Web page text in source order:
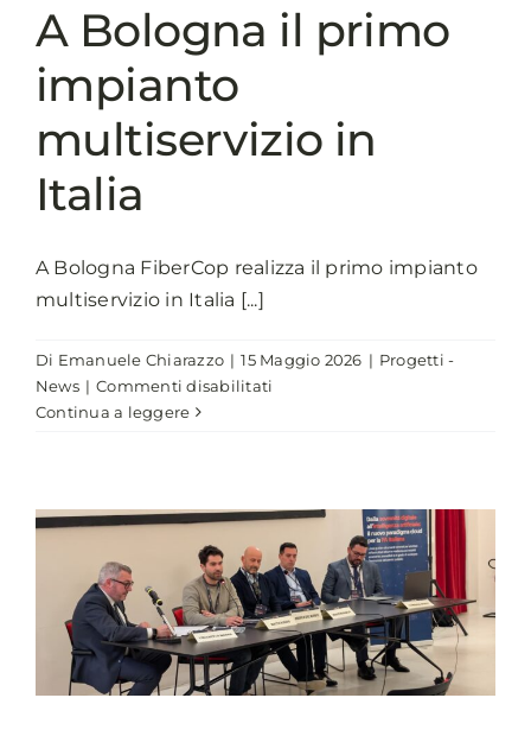
stradali
stato
di
A Bologna il primo
impianto
multiservizio in
Italia
A Bologna FiberCop realizza il primo impianto
multiservizio in Italia [...]
Di Emanuele Chiarazzo | 15 Maggio 2026 | Progetti -
News | Commenti disabilitati
impianto
multiservizio
in
Italia
Continua a leggere